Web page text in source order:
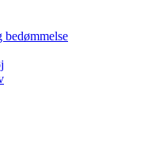
bedømmelse